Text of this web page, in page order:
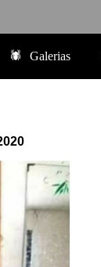
Galerias